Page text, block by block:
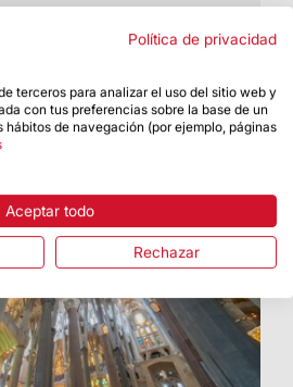
Política de privacidad
terceros para analizar el uso del sitio web y
con tus preferencias sobre la base de un
hábitos de navegación (por ejemplo, páginas
Aceptar todo
Rechazar